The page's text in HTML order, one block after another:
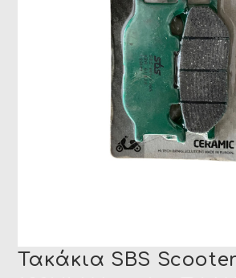
Τακάκια SBS